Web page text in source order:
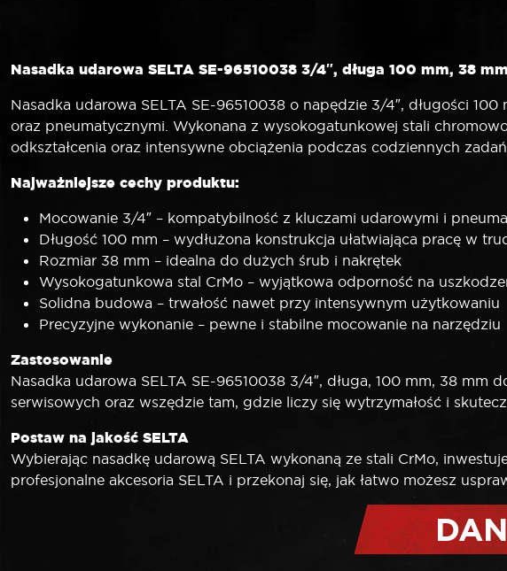
Nasadka udarowa SELTA SE-96510038 3/4″, długa 100 mm, 38
Nasadka udarowa SELTA SE-96510038 o napędzie 3/4″, długości
oraz pneumatycznymi. Wykonana z wysokogatunkowej stali
odkształcenia oraz intensywne obciążenia podczas codziennych
Najważniejsze cechy produktu:
Mocowanie 3/4″ – kompatybilność z kluczami udarowymi i
Długość 100 mm – wydłużona konstrukcja ułatwiająca pracę w
Rozmiar 38 mm – idealna do dużych śrub i nakrętek
Wysokogatunkowa stal CrMo – wyjątkowa odporność na
Solidna budowa – trwałość nawet przy intensywnym użytkowaniu
Precyzyjne wykonanie – pewne i stabilne mocowanie na narzędziu
Zastosowanie
Nasadka udarowa SELTA SE-96510038 3/4″, długa, 100 mm, 38
serwisowych oraz wszędzie tam, gdzie liczy się wytrzymałość i
Postaw na jakość SELTA
Wybierając nasadkę udarową SELTA wykonaną ze stali CrMo,
profesjonalne akcesoria SELTA i przekonaj się, jak łatwo możesz